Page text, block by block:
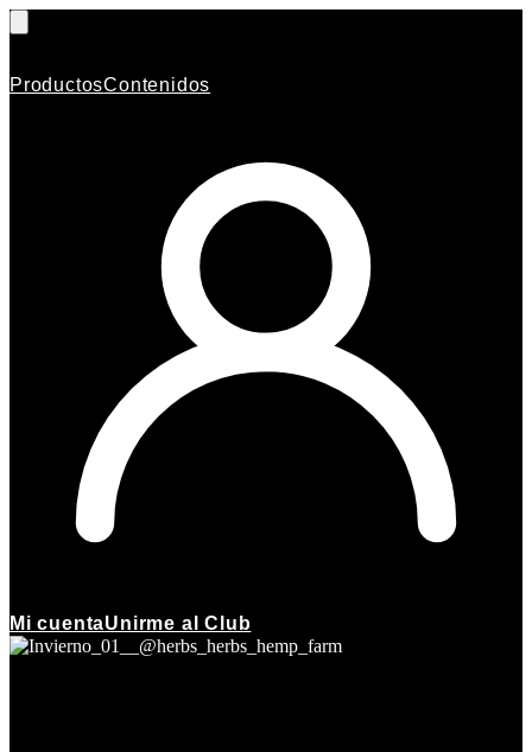
ProductosContenidos
Mi cuentaUnirme al Club